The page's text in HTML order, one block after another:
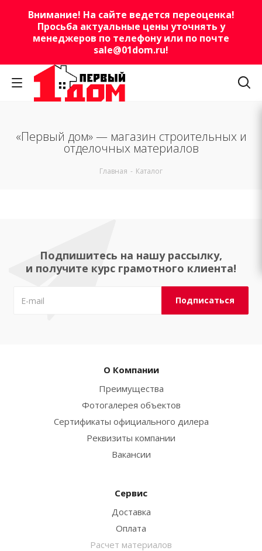
Внимание! На сайте ведется переоценка!
Просьба актуальные цены уточнять у
менеджеров по телефону или по почте
sale@01dom.ru!
«Первый дом» — магазин строительных и
отделочных материалов
Главная - Каталог
Подпишитесь на нашу рассылку,
и получите курс грамотного клиента!
О Компании
Преимущества
Фотогалерея объектов
Сертификаты официального дилера
Реквизиты компании
Вакансии
Сервис
Доставка
Оплата
Расчет материалов